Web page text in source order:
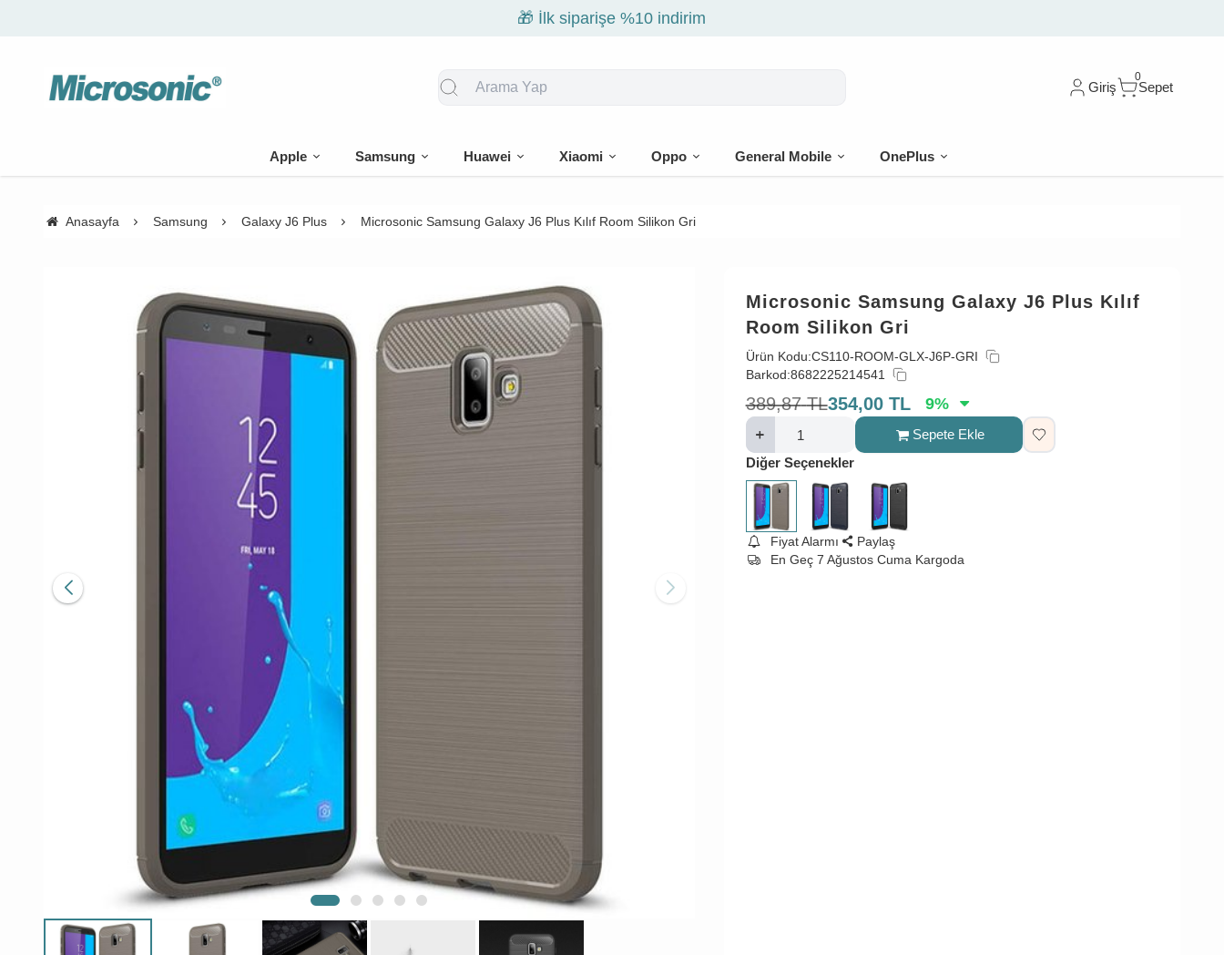
🎁 İlk siparişe %10 indirim
Giriş
0
Sepet
Apple Samsung Huawei Xiaomi Oppo General Mobile OnePlus
Anasayfa Samsung Galaxy J6 Plus Microsonic Samsung Galaxy J6 Plus Kılıf Room Silikon Gri
Microsonic Samsung Galaxy J6 Plus Kılıf
Room Silikon Gri
Ürün Kodu:CS110-ROOM-GLX-J6P-GRI
Barkod:8682225214541
389,87 TL354,00 TL 9%
Sepete Ekle
Diğer Seçenekler
Fiyat Alarmı
Paylaş
En Geç 7 Ağustos Cuma Kargoda